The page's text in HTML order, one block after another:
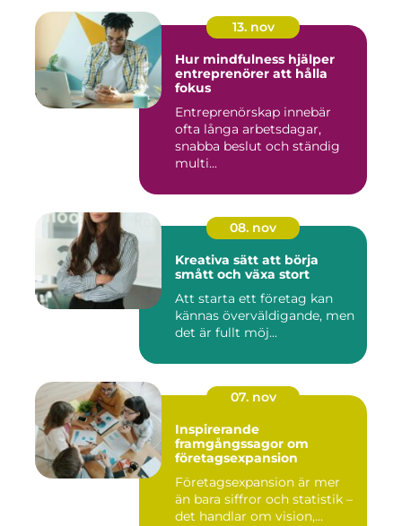
13. nov
Hur mindfulness hjälper
entreprenörer att hålla
fokus
Entreprenörskap innebär
ofta långa arbetsdagar,
snabba beslut och ständig
multi...
08. nov
Kreativa sätt att börja
smått och växa stort
Att starta ett företag kan
kännas överväldigande, men
det är fullt möj...
07. nov
Inspirerande
framgångssagor om
företagsexpansion
Företagsexpansion är mer
än bara siffror och statistik –
det handlar om vision,...